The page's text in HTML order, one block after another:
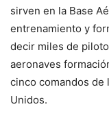
sirven en la Base
entrenamiento y
decir miles de
aeronaves
cinco comandos de
Unidos.